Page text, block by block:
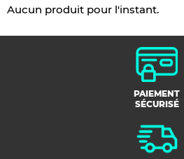
Aucun produit pour l'instant.
PAIEMENT
SÉCURISÉ